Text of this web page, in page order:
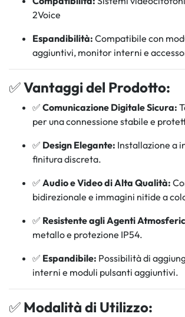
2Voice
Espandibilità: Compatibile con
aggiuntivi, monitor interni e
✅Vantaggi del Prodotto:
✅ Comunicazione Digitale Sicura:
per una connessione stabile e
✅ Design Elegante: Installazione a
finitura discreta.
✅ Audio e Video di Alta Qualità:
bidirezionale e immagini nitide a
✅ Resistente agli Agenti
metallo e protezione IP54.
✅ Espandibile: Possibilità di
interni e moduli pulsanti aggiuntivi.
✅ Modalità di Utilizzo: